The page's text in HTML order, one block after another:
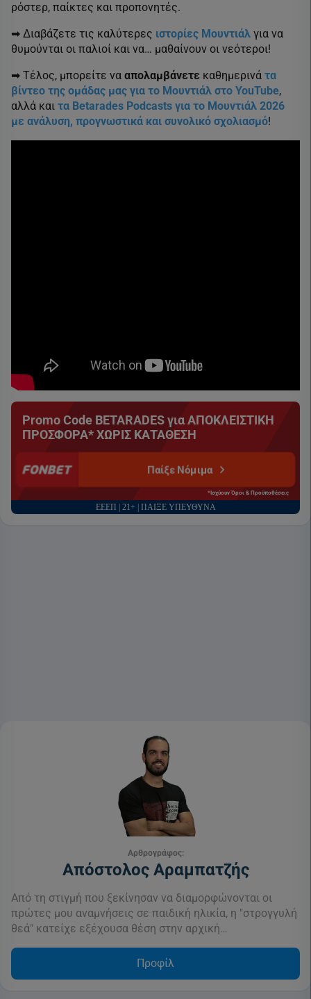
ρόστερ, παίκτες και προπονητές.
➡ Διαβάζετε τις καλύτερες ιστορίες Μουντιάλ για να
θυμούνται οι παλιοί και να… μαθαίνουν οι νεότεροι!
➡ Τέλος, μπορείτε να απολαμβάνετε καθημερινά τα
βίντεο της ομάδας μας για το Μουντιάλ στο YouTube,
αλλά και τα Betarades Podcasts για το Μουντιάλ 2026
με ανάλυση, προγνωστικά και συνολικό σχολιασμό!
Promo Code BETARADES για ΑΠΟΚΛΕΙΣΤΙΚΗ
ΠΡΟΣΦΟΡΑ* ΧΩΡΙΣ ΚΑΤΑΘΕΣΗ
Παίξε Νόμιμα
*Ισχύουν Όροι & Προϋποθέσεις
ΕΕΕΠ | 21+ | ΠΑΙΞΕ ΥΠΕΥΘΥΝΑ
Αρθρογράφος:
Απόστολος Αραμπατζής
Από τη στιγμή που ξεκίνησαν να διαμορφώνονται οι
πρώτες μου αναμνήσεις σε παιδική ηλικία, η "στρογγυλή
θεά" κατείχε εξέχουσα θέση στην αρχική…
Προφίλ